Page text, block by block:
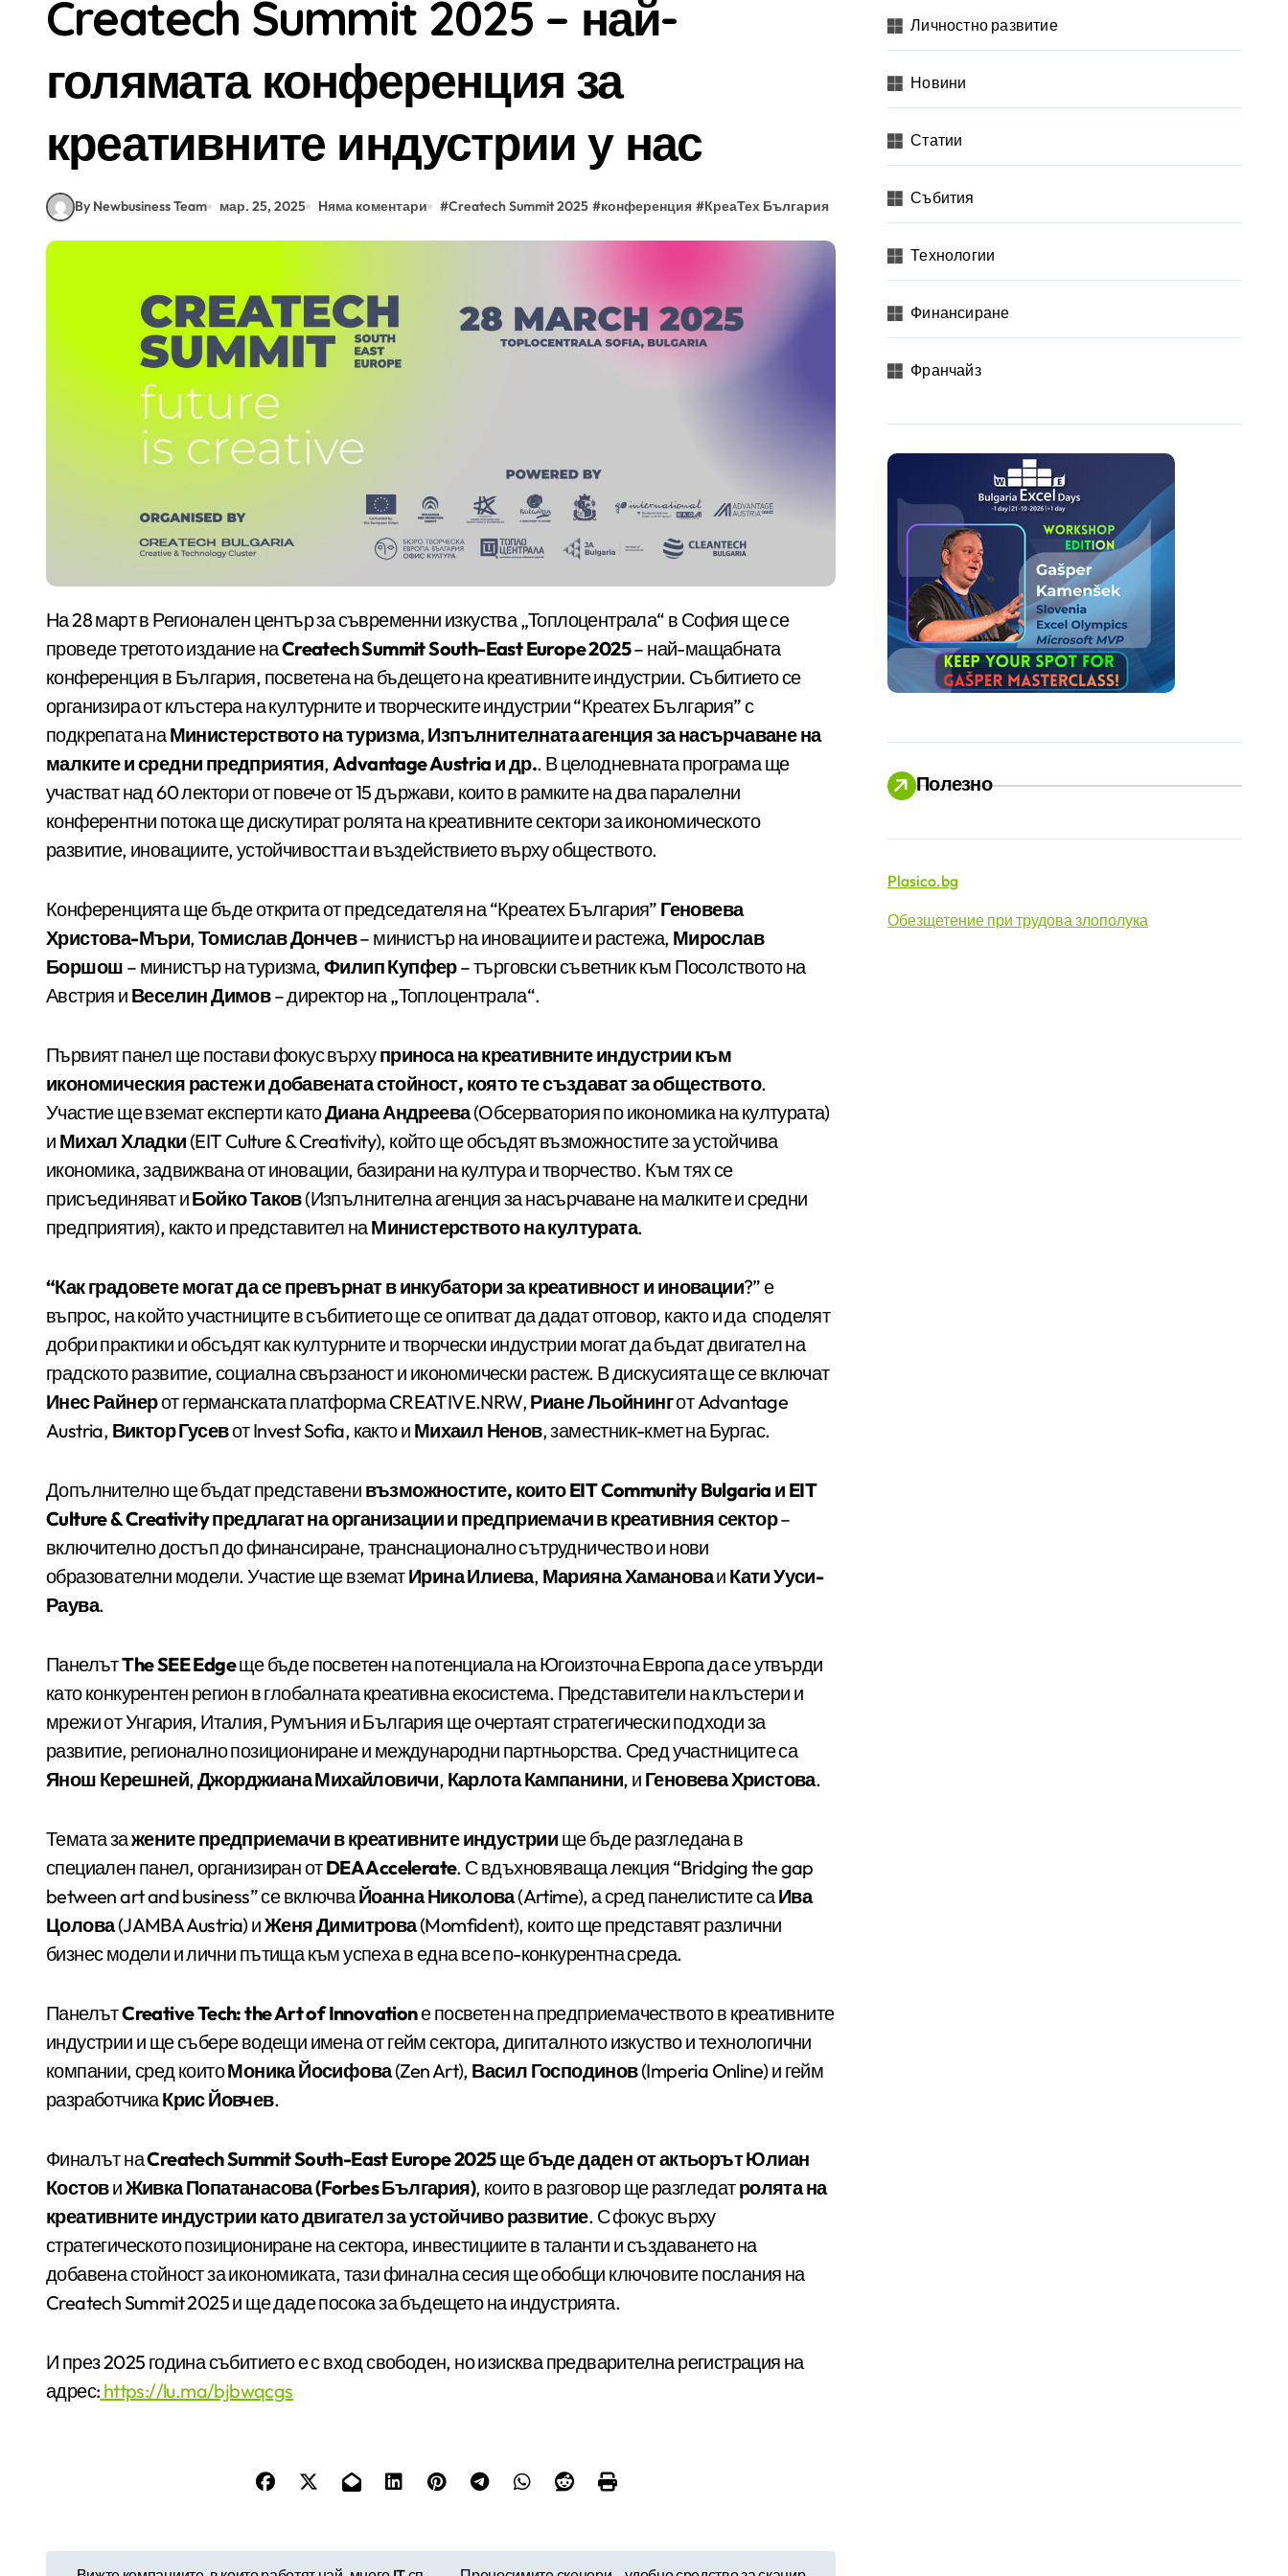
Createch Summit 2025 – най-
голямата конференция за
креативните индустрии у нас
By Newbusiness Team мар. 25, 2025 Няма коментари #Createch Summit 2025 #конференция #КреаТех България
На 28 март в Регионален център за съвременни изкуства „Топлоцентрала“ в София ще се
проведе третото издание наCreatech Summit South-East Europe 2025– най-мащабната
конференция в България, посветена на бъдещето на креативните индустрии. Събитието се
организира от клъстера на културните и творческите индустрии “Креатех България” с
подкрепата наМинистерството на туризма,Изпълнителната агенция за насърчаване на
малките и средни предприятия,Advantage Austria и др.. В целодневната програма ще
участват над 60 лектори от повече от 15 държави, които в рамките на два паралелни
конферентни потока ще дискутират ролята на креативните сектори за икономическото
развитие, иновациите, устойчивостта и въздействието върху обществото.
Конференцията ще бъде открита от председателя на “Креатех България” Геновева
Христова-Мъри,Томислав Дончев– министър на иновациите и растежа, Мирослав
Боршош – министър на туризма,Филип Купфер– търговски съветник към Посолството на
Австрия и Веселин Димов– директор на „Топлоцентрала“.
Първият панел ще постави фокус върхуприноса на креативните индустрии към
икономическия растеж и добавената стойност, която те създават за обществото.
Участие ще вземат експерти катоДиана Андреева(Обсерватория по икономика на културата)
и Михал Хладки (EIT Culture & Creativity), който ще обсъдят възможностите за устойчива
икономика, задвижвана от иновации, базирани на култура и творчество. Към тях се
присъединяват иБойко Таков(Изпълнителна агенция за насърчаване на малките и средни
предприятия), както и представител наМинистерството на културата.
“Как градовете могат да се превърнат в инкубатори за креативност и иновации?” е
въпрос, на който участниците в събитието ще се опитват да дадат отговор, както и да споделят
добри практики и обсъдят как културните и творчески индустрии могат да бъдат двигател на
градското развитие, социална свързаност и икономически растеж. В дискусията ще се включат
Инес Райнерот германската платформа CREATIVE.NRW,Риане Льойнингот Advantage
Austria, Виктор Гусевот Invest Sofia, както и Михаил Ненов, заместник-кмет на Бургас.
Допълнително ще бъдат представени възможностите, които EIT Community Bulgaria и EIT
Culture & Creativity предлагат на организации и предприемачи в креативния сектор–
включително достъп до финансиране, транснационално сътрудничество и нови
образователни модели. Участие ще взематИрина Илиева, Марияна Хамановаи Кати Ууси-
Раува.
ПанелътThe SEE Edgeще бъде посветен на потенциала на Югоизточна Европа да се утвърди
като конкурентен регион в глобалната креативна екосистема. Представители на клъстери и
мрежи от Унгария, Италия, Румъния и България ще очертаят стратегически подходи за
развитие, регионално позициониране и международни партньорства. Сред участниците са
Янош Керешней,Джорджиана Михайловичи, Карлота Кампанини, и Геновева Христова.
Темата зажените предприемачи в креативните индустрии ще бъде разгледана в
специален панел, организиран отDEA Accelerate. С вдъхновяваща лекция “Bridging the gap
between art and business” се включваЙоанна Николова(Artime), а сред панелистите саИва
Цолова(JAMBA Austria) иЖеня Димитрова(Momfident), които ще представят различни
бизнес модели и лични пътища към успеха в една все по-конкурентна среда.
ПанелътCreative Tech: the Art of Innovationе посветен на предприемачеството в креативните
индустрии и ще събере водещи имена от гейм сектора, дигиталното изкуство и технологични
компании, сред коитоМоника Йосифова(Zen Art), Васил Господинов(Imperia Online) и гейм
разработчикаКрис Йовчев.
Финалът наCreatech Summit South-East Europe 2025 ще бъде даден от актьорътЮлиан
КостовиЖивка Попатанасова (Forbes България), които в разговор ще разгледатролята на
креативните индустрии като двигател за устойчиво развитие. С фокус върху
стратегическото позициониране на сектора, инвестициите в таланти и създаването на
добавена стойност за икономиката, тази финална сесия ще обобщи ключовите послания на
Createch Summit 2025 и ще даде посока за бъдещето на индустрията.
И през 2025 година събитието е с вход свободен, но изисква предварителна регистрация на
адрес: https://lu.ma/bjbwqcgs
Личностно развитие
Новини
Статии
Събития
Технологии
Финансиране
Франчайз
Полезно
Plasico.bg
Обезщетение при трудова злополука